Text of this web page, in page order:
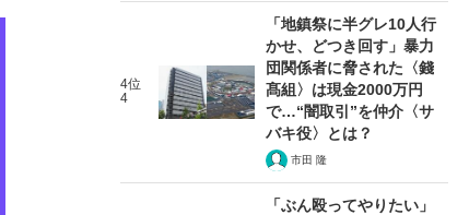
4位
4
「地鎮祭に半グレ10人行
かせ、どつき回す」暴力
団関係者に脅された〈錢
髙組〉は現金2000万円
で…“闇取引”を仲介〈サ
バキ役〉とは？
市田 隆
「ぶん殴ってやりたい」